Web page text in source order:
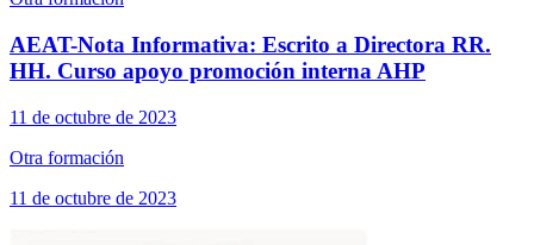
AEAT-Nota Informativa: Escrito a Directora RR.
HH. Curso apoyo promoción interna AHP
11 de octubre de 2023
Otra formación
11 de octubre de 2023